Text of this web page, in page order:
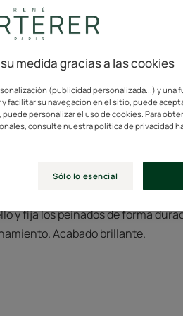
Con extracto de
100%
Tubo Tubo
150ml
de peinado, con extracto de
no pegajosa y sin alcohol
y fija los peinados de forma
Acabado brillante.
medida gracias a las cookies
(publicidad personalizada...) y una
facilitar su navegación en el sitio, puede
personalizar el uso de cookies. Para
consulte nuestra política de privacidad
Sólo lo esencial